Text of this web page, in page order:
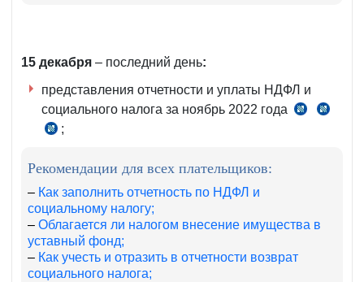
15 декабря – последний день:
представления отчетности и уплаты НДФЛ и
социального налога за ноябрь 2022 года
п.
НК
чч.
5
ст.
407
НК
;
Рекомендации для всех плательщиков:
– Как заполнить отчетность по НДФЛ и
социальному налогу;
– Облагается ли налогом внесение имущества в
уставный фонд;
– Как учесть и отразить в отчетности возврат
социального налога;